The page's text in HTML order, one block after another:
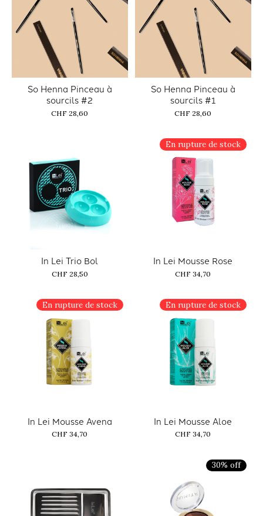
So Henna Pinceau à
sourcils #2
CHF 28,60
So Henna Pinceau à
sourcils #1
CHF 28,60
In Lei Trio Bol
CHF 28,50
En rupture de stock
In Lei Mousse Rose
CHF 34,70
En rupture de stock
In Lei Mousse Avena
CHF 34,70
En rupture de stock
In Lei Mousse Aloe
CHF 34,70
30% off